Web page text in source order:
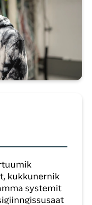
kukkunernik
systemit